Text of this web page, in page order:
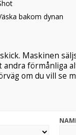
bakom dynan
Maskinen
förmånliga
om du vill se